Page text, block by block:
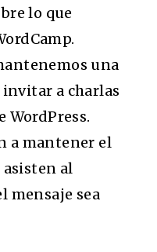
lo que
una
a charlas
WordPress.
a mantener el
al
mensaje sea